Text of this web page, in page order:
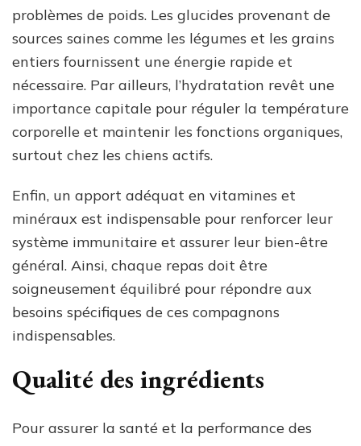
problèmes de poids. Les glucides provenant de
sources saines comme les légumes et les grains
entiers fournissent une énergie rapide et
nécessaire. Par ailleurs, l’hydratation revêt une
importance capitale pour réguler la température
corporelle et maintenir les fonctions organiques,
surtout chez les chiens actifs.
Enfin, un apport adéquat en vitamines et
minéraux est indispensable pour renforcer leur
système immunitaire et assurer leur bien-être
général. Ainsi, chaque repas doit être
soigneusement équilibré pour répondre aux
besoins spécifiques de ces compagnons
indispensables.
Qualité des ingrédients
Pour assurer la santé et la performance des